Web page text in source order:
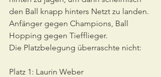
den Ball knapp hinters Netzt zu landen.
Anfänger gegen Champions, Ball
Hopping gegen Tiefflieger.
Die Platzbelegung überraschte nicht:
Platz 1: Laurin Weber